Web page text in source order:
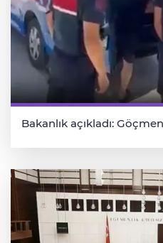
Bakanlık açıkladı: